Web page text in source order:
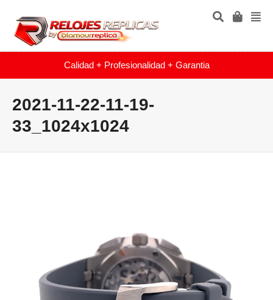
Calidad + Profesionalidad + Garantia
2021-11-22-11-19-
33_1024x1024